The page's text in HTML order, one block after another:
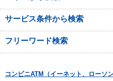
サービス条件から検索
フリーワード検索
コンビニATM（イーネット、ローソ